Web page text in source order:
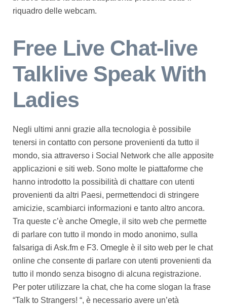
riquadro delle webcam.
Free Live Chat-live
Talklive Speak With
Ladies
Negli ultimi anni grazie alla tecnologia è possibile
tenersi in contatto con persone provenienti da tutto il
mondo, sia attraverso i Social Network che alle apposite
applicazioni e siti web. Sono molte le piattaforme che
hanno introdotto la possibilità di chattare con utenti
provenienti da altri Paesi, permettendoci di stringere
amicizie, scambiarci informazioni e tanto altro ancora.
Tra queste c’è anche Omegle, il sito web che permette
di parlare con tutto il mondo in modo anonimo, sulla
falsariga di Ask.fm e F3. Omegle è il sito web per le chat
online che consente di parlare con utenti provenienti da
tutto il mondo senza bisogno di alcuna registrazione.
Per poter utilizzare la chat, che ha come slogan la frase
“Talk to Strangers! “, è necessario avere un’età